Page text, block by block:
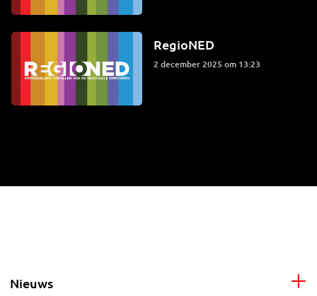
RegioNED
2 december 2025 om 13:23
Nieuws